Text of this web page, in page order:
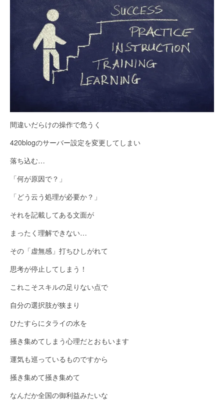
420friendly 通販
間違いだらけの操作で危うく
420blogのサーバー設定を変更してしまい
落ち込む…
「何が原因で？」
「どう云う処理が必要か？」
それを記載してある文面が
まったく理解できない…
その「虚無感」打ちひしがれて
思考が停止してしまう！
これこそスキルの足りない点で
自分の選択肢が狭まり
ひたすらにタライの水を
掻き集めてしまう心理だとおもいます
運気も巡っているものですから
掻き集めて掻き集めて
なんだか全国の御利益みたいな